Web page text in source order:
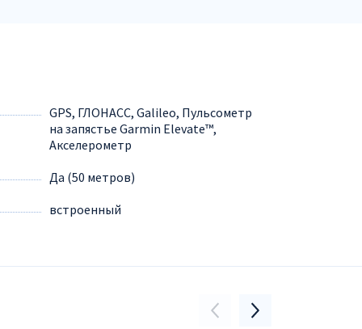
GPS, ГЛОНАСС, Galileo, Пульсометр
на запястье Garmin Elevate™,
Акселерометр
Да (50 метров)
встроенный